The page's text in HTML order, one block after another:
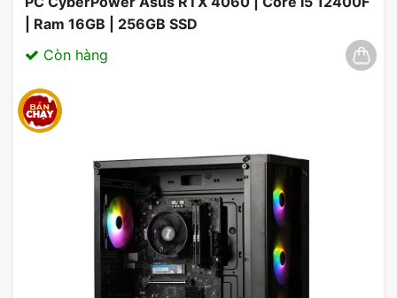
Bộ Tản Nhiệt Nước AIO Thermalright Aqua
| Ram 16GB | 256GB SSD
Còn hàng